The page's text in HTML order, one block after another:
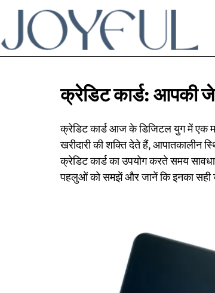
क्रेडिट कार्ड: आपकी
क्रेडिट कार्ड आज के डिजिटल युग में एक
खरीदारी की शक्ति देते हैं, आपातकालीन
क्रेडिट कार्ड का उपयोग करते समय
पहलुओं को समझें और जानें कि इनका सही